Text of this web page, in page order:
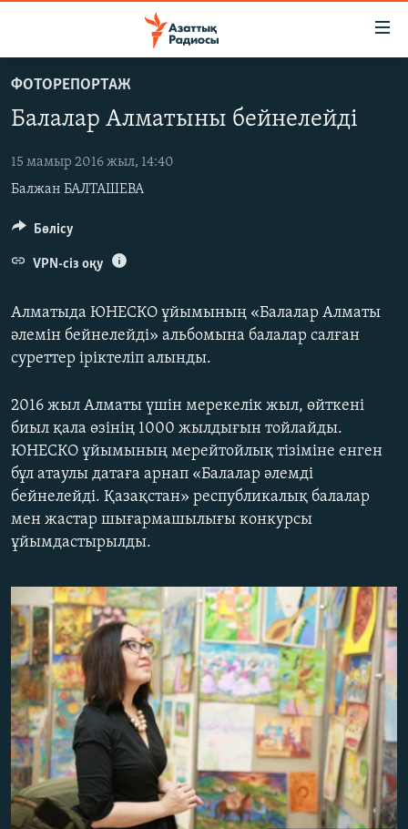
main
Skip
to
Navigation
Skip
САЯСАТ
AZATTYQTV
ҚАҢТАР ОҚИҒАСЫ
АДАМ ҚҰҚЫҚТАРЫ
ӘЛЕУМЕТ
АРНАЙЫ ЖОБАЛАР
ЖАЗЫЛЫҢЫЗ
Басқа тілдерде
ФОТОРЕПОРТАЖ
Балалар Алматыны бейнелейді
15 мамыр 2016 жыл, 14:40
Балжан БАЛТАШЕВА
Алматыда ЮНЕСКО ұйымының «Балалар Алматы
әлемін бейнелейді» альбомына балалар салған
суреттер іріктеліп алынды.
2016 жыл Алматы үшін мерекелік жыл, өйткені
биыл қала өзінің 1000 жылдығын тойлайды.
ЮНЕСКО ұйымының мерейтойлық тізіміне енген
бұл атаулы датаға арнап «Балалар әлемді
бейнелейді. Қазақстан» республикалық балалар
мен жастар шығармашылығы конкурсы
ұйымдастырылды.
Бөлісу
VPN-сіз оқу